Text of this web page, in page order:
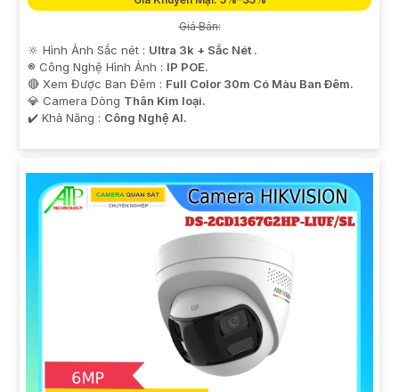
Giá Bán:
🔆 Hình Ảnh Sắc nét : Ultra 3k + Sắc Nét .
®️ Công Nghệ Hình Ảnh : IP POE.
🔴 Xem Được Ban Đêm : Full Color 30m Có Màu Ban Ðêm.
💎 Camera Dòng Thân Kim loại.
️✔️ Khả Năng : Công Nghệ AI.